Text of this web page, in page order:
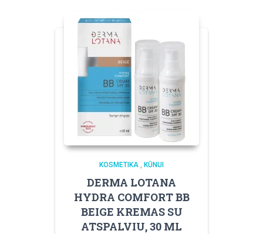
KOSMETIKA KŪNUI
DERMA LOTANA
HYDRA COMFORT BB
BEIGE KREMAS SU
ATSPALVIU, 30 ML